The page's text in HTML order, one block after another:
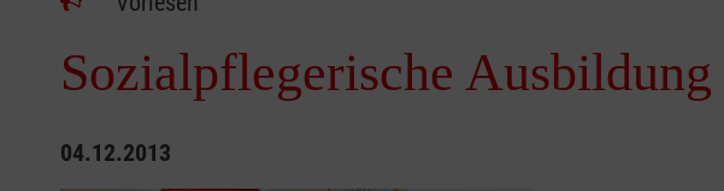
Sozialpflegerische
04.12.2013